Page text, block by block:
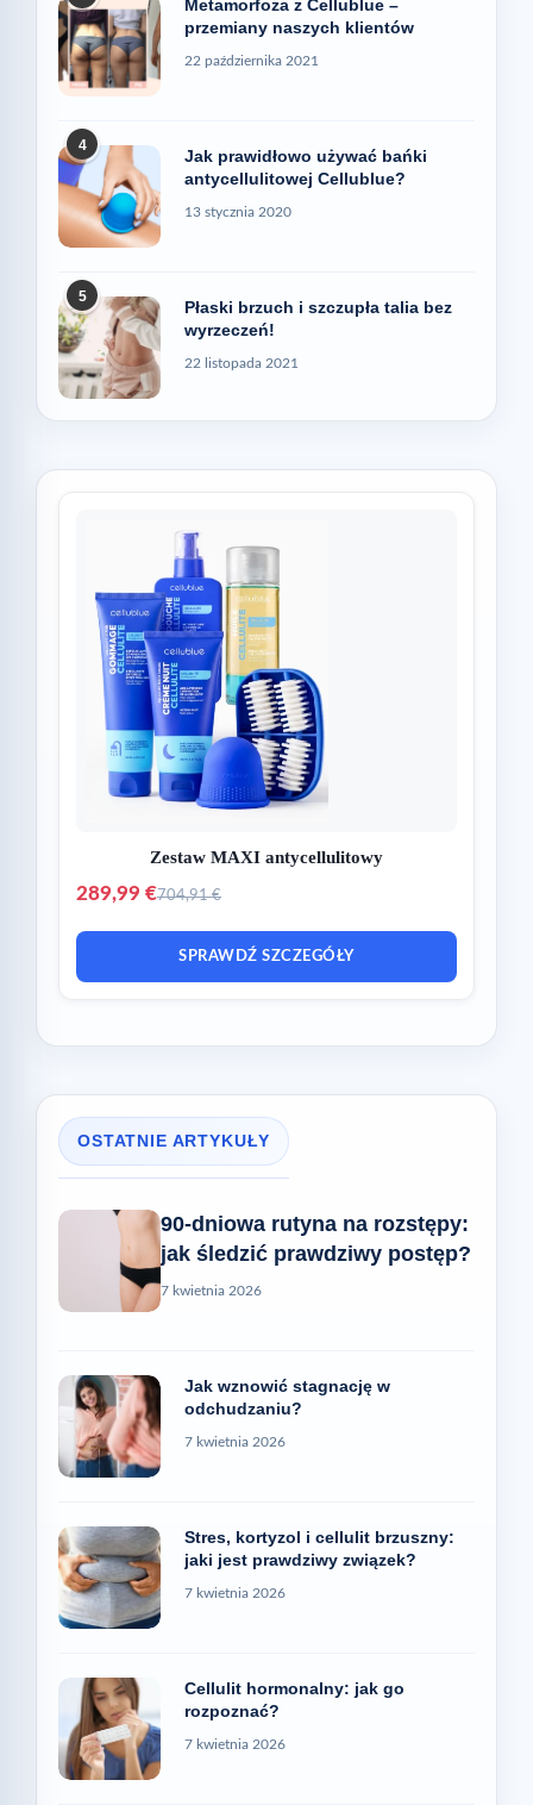
Metamorfoza z Cellublue –
przemiany naszych klientów
22 października 2021
4
Jak prawidłowo używać bańki
antycellulitowej Cellublue?
13 stycznia 2020
5
Płaski brzuch i szczupła talia bez
wyrzeczeń!
22 listopada 2021
Zestaw MAXI antycellulitowy
289,99 €704,91 €
SPRAWDŹ SZCZEGÓŁY
OSTATNIE ARTYKUŁY
90-dniowa rutyna na rozstępy:
jak śledzić prawdziwy postęp?
7 kwietnia 2026
Jak wznowić stagnację w
odchudzaniu?
7 kwietnia 2026
Stres, kortyzol i cellulit brzuszny:
jaki jest prawdziwy związek?
7 kwietnia 2026
Cellulit hormonalny: jak go
rozpoznać?
7 kwietnia 2026